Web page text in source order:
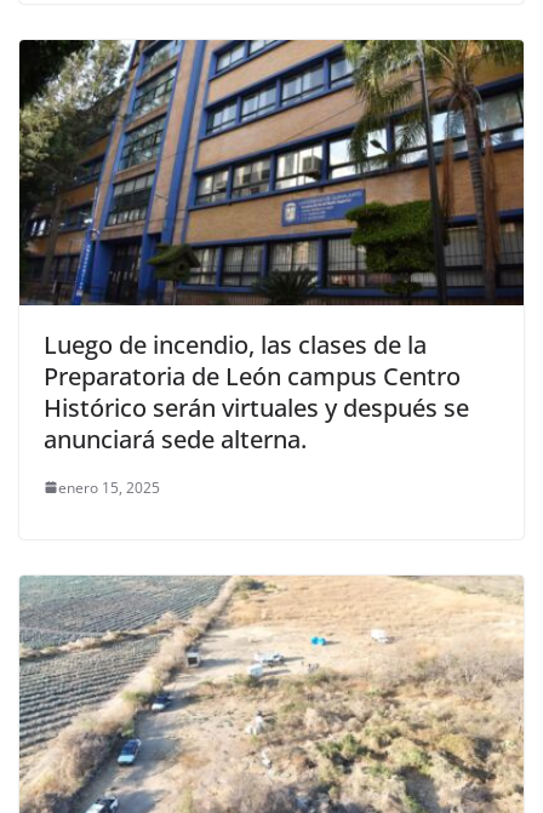
Luego de incendio, las clases de la
Preparatoria de León campus Centro
Histórico serán virtuales y después se
anunciará sede alterna.
enero 15, 2025